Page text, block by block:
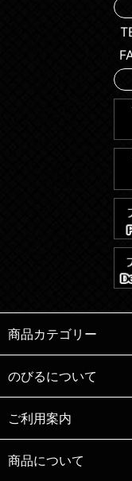
商品カテゴリー
のびるについて
ご利用案内
商品についてCopyright